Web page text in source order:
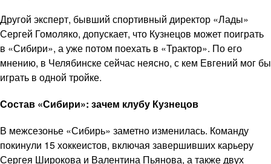
Другой эксперт, бывший спортивный директор «Лады»
Сергей Гомоляко, допускает, что Кузнецов может поиграть
в «Сибири», а уже потом поехать в «Трактор». По его
мнению, в Челябинске сейчас неясно, с кем Евгений мог бы
играть в одной тройке.
Состав «Сибири»: зачем клубу Кузнецов
В межсезонье «Сибирь» заметно изменилась. Команду
покинули 15 хоккеистов, включая завершивших карьеру
Сергея Широкова и Валентина Пьянова, а также двух